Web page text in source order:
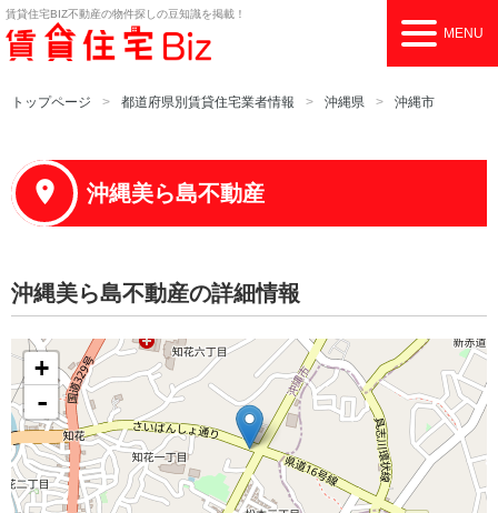
賃貸住宅BIZ不動産の物件探しの豆知識を掲載！
MENU
トップページ 都道府県別賃貸住宅業者情報 沖縄県 沖縄市
沖縄美ら島不動産
沖縄美ら島不動産の詳細情報
+
-